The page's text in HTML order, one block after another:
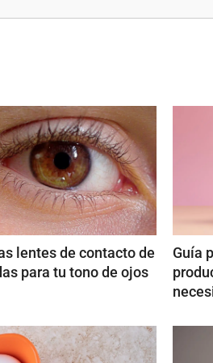
lentes de contacto de
para tu tono de ojos
Guía